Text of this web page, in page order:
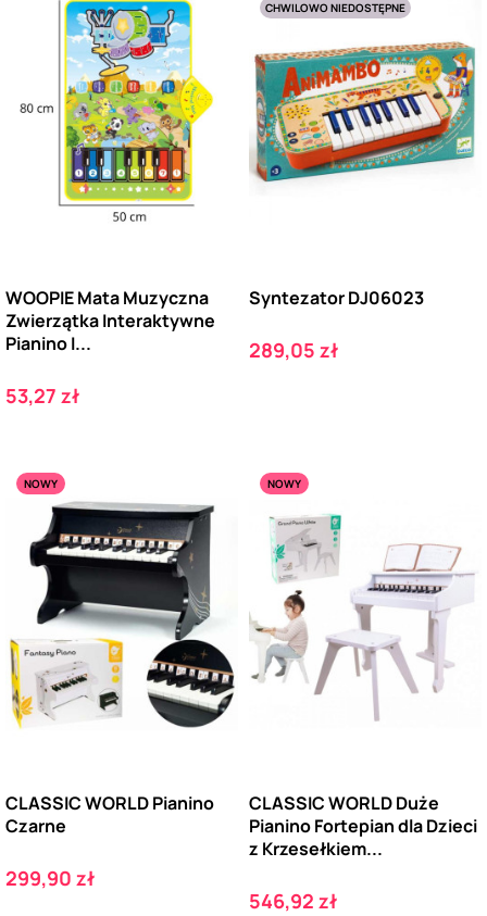
WOOPIE Mata Muzyczna
Zwierzątka Interaktywne
Pianino I...
Cena
53,27 zł
CHWILOWO NIEDOSTĘPNE
Syntezator DJ06023
Cena
289,05 zł
NOWY
CLASSIC WORLD Pianino
Czarne
Cena
299,90 zł
NOWY
CLASSIC WORLD Duże
Pianino Fortepian dla Dzieci
z Krzesełkiem...
Cena
546,92 zł